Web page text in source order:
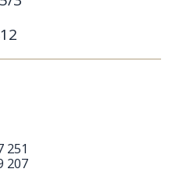
251
207